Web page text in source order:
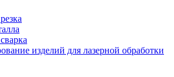
изделий для лазерной обработки